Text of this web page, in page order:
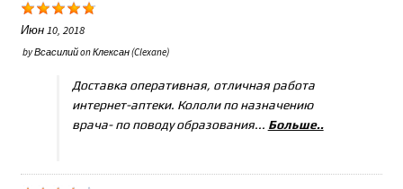
Июн 10, 2018
byВсасилийonКлексан (Clexane)
Доставка оперативная, отличная работа
интернет-аптеки. Кололи по назначению
врача- по поводу образования... Больше..